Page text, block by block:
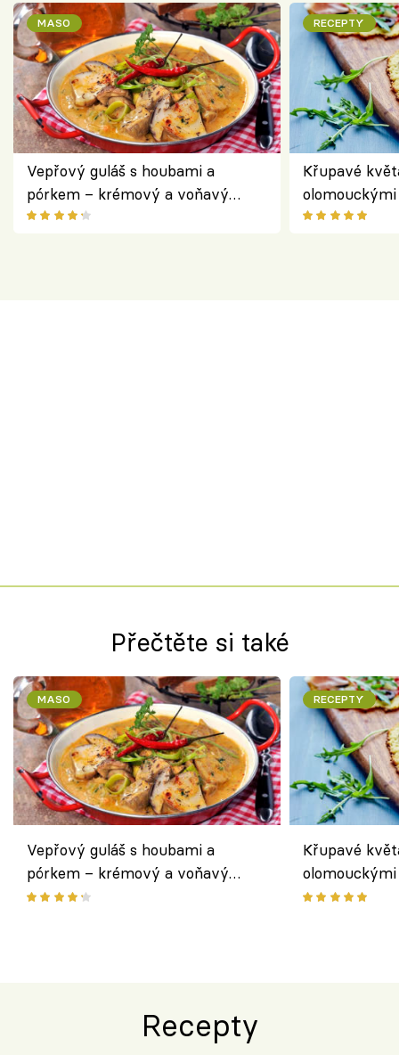
MASO
Vepřový guláš s houbami a
pórkem – krémový a voňavý
pokrm z jednoho hrnce
RECEPTY
Křupavé
bezlepkový
Přečtěte si také
MASO
Vepřový guláš s houbami a
pórkem – krémový a voňavý
pokrm z jednoho hrnce
RECEPTY
Křupavé
bezlepkový
Recepty